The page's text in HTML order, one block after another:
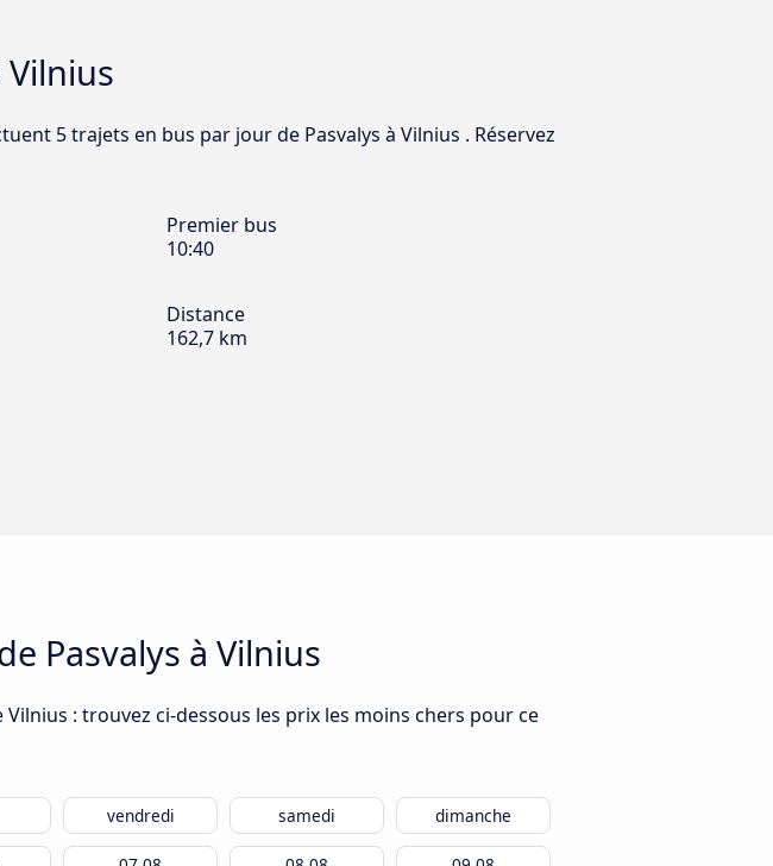
5 trajets en bus par jour de Pasvalys à Vilnius . Réservez
Premier bus
10:40
Distance
162,7 km
Pasvalys à Vilnius
: trouvez ci-dessous les prix les moins chers pour ce
vendredi samedi dimanche